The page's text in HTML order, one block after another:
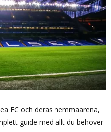
FC och deras hemmaarena,
guide med allt du behöver